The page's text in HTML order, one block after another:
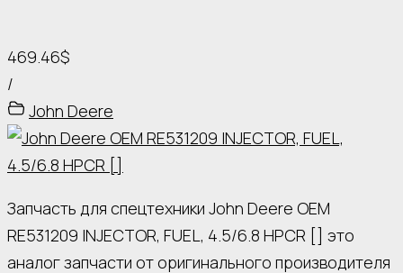
469.46$
/
John Deere
Запчасть для спецтехники John Deere OEM
RE531209 INJECTOR, FUEL, 4.5/6.8 HPCR [] это
аналог запчасти от оригинального производителя